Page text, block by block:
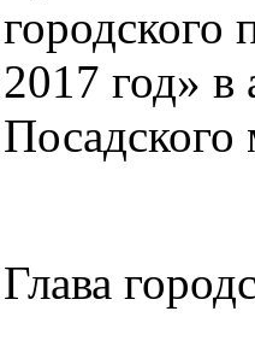
городского
2017 год»
Глава
К.В.